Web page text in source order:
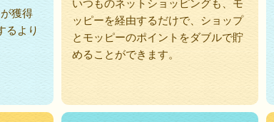
獲得
るより
いつものネットショッピングも、モ
ッピーを経由するだけで、ショップ
とモッピーのポイントをダブルで貯
めることができます。